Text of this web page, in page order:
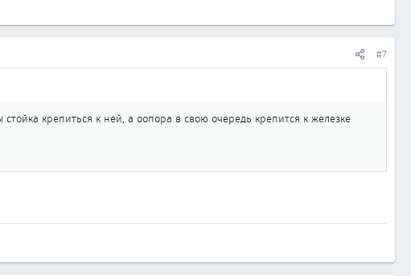
#7
крепиться к ней, а оопора в свою очередь крепится к железке